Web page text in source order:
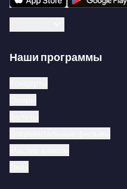
Наши программы